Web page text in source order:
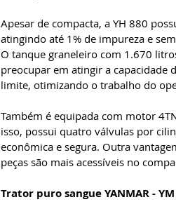
Apesar de compacta, a YH 880
atingindo até 1% de impureza e
O tanque graneleiro com 1.670
preocupar em atingir a capacidade
limite, otimizando o trabalho do
Também é equipada com motor
isso, possui quatro válvulas por
econômica e segura. Outra
peças são mais acessíveis no
Trator puro sangue YANMAR -